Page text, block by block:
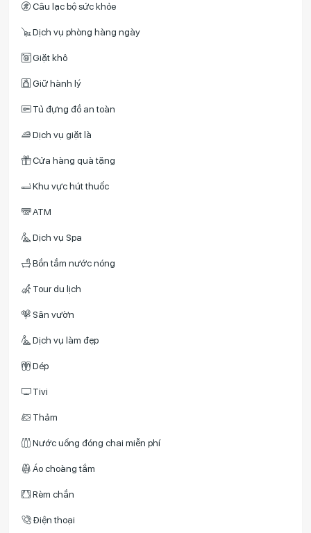
Câu lạc bộ sức khỏe
Dịch vụ phòng hàng ngày
Giặt khô
Giữ hành lý
Tủ đựng đồ an toàn
Dịch vụ giặt là
Cửa hàng quà tặng
Khu vực hút thuốc
ATM
Dịch vụ Spa
Bồn tắm nước nóng
Tour du lịch
Sân vườn
Dịch vụ làm đẹp
Dép
Tivi
Thảm
Nước uống đóng chai miễn phí
Áo choàng tắm
Rèm chắn
Điện thoại